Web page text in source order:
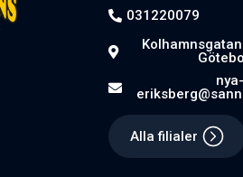
031220079
nya-
Alla filialer